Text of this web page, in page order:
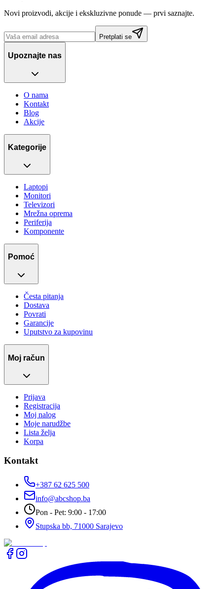
Novi proizvodi, akcije i ekskluzivne ponude — prvi saznajte.
Pretplati se
Upoznajte nas
O nama
Kontakt
Blog
Akcije
Kategorije
Laptopi
Monitori
Televizori
Mrežna oprema
Periferija
Komponente
Pomoć
Česta pitanja
Dostava
Povrati
Garancije
Uputstvo za kupovinu
Moj račun
Prijava
Registracija
Moj nalog
Moje narudžbe
Lista želja
Korpa
Kontakt
+387 62 625 500
info@abcshop.ba
Pon - Pet: 9:00 - 17:00
Stupska bb, 71000 Sarajevo